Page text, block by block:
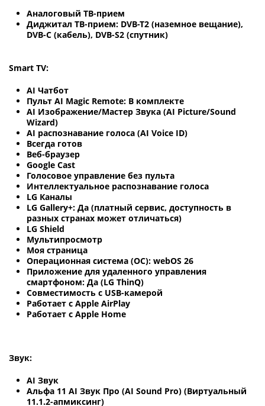
Аналоговый ТВ-прием
Диджитал ТВ-прием: DVB-T2 (наземное вещание),
DVB-C (кабель), DVB-S2 (спутник)
Smart TV:
AI Чатбот
Пульт AI Magic Remote: В комплекте
AI Изображение/Мастер Звука (AI Picture/Sound
Wizard)
AI распознавание голоса (AI Voice ID)
Всегда готов
Веб-браузер
Google Cast
Голосовое управление без пульта
Интеллектуальное распознавание голоса
LG Каналы
LG Gallery+: Да (платный сервис, доступность в
разных странах может отличаться)
LG Shield
Мультипросмотр
Моя страница
Операционная система (ОС): webOS 26
Приложение для удаленного управления
смартфоном: Да (LG ThinQ)
Совместимость с USB-камерой
Работает с Apple AirPlay
Работает с Apple Home
Звук:
AI Звук
Альфа 11 AI Звук Про (AI Sound Pro) (Виртуальный
11.1.2-апмиксинг)